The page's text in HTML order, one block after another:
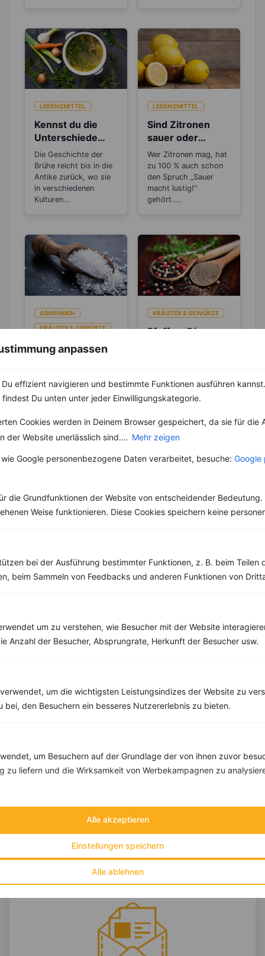
anpassen
effizient navigieren und bestimmte Funktionen ausführen
Du unten unter jeder Einwilligungskategorie.
Cookies werden in Deinem Browser gespeichert, da sie für die
der Website unerlässlich sind.... Mehr zeigen
Google personenbezogene Daten verarbeitet, besuche: Google
die Grundfunktionen der Website von entscheidender Bedeutung.
Weise funktionieren. Diese Cookies speichern keine
bei der Ausführung bestimmter Funktionen, z. B. beim Teilen
beim Sammeln von Feedbacks und anderen Funktionen von
um zu verstehen, wie Besucher mit der Website
Anzahl der Besucher, Absprungrate, Herkunft der Besucher usw.
um die wichtigsten Leistungsindizes der Website zu
bei, den Besuchern ein besseres Nutzererlebnis zu bieten.
um Besuchern auf der Grundlage der von ihnen zuvor
zu liefern und die Wirksamkeit von Werbekampagnen zu
Alle ablehnen
Einstellungen speichern
Alle akzeptieren
LEBENSMITTEL
Kennst du die
Unterschiede
zwischen Brühe,
Fond und
Bouillon?
Die Geschichte der
Brühe reicht bis in die
Antike zurück, wo sie
in verschiedenen
Kulturen...
LEBENSMITTEL
Sind Zitronen
sauer oder
basisch?
Wer Zitronen mag, hat
zu 100 % auch schon
den Spruch „Sauer
macht lustig!“
gehört....
ABNEHMEN
KRÄUTER & GEWÜRZE
Salz – Die
Abnehmbremse
lebenswichtiger Stoff
und aus unserer Küche
denken. Der...
KRÄUTER & GEWÜRZE
Pfeffer- Die
Malabarküste in Indien.
Dort ist auch das
Weitere Clean Eating Rezepte
‹ ›
Kalorien:542 kcal
Fett:19 g
‹
Fett:27 g
Eiweiß:
67 g
Kohlehydrate:
30 g